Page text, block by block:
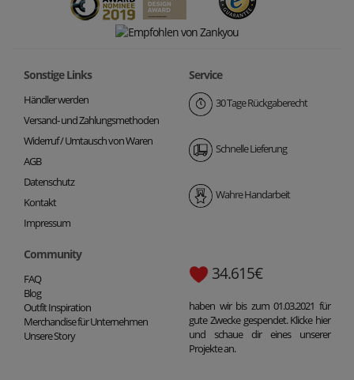
Sonstige Links
Händler werden
Versand- und Zahlungsmethoden
Widerruf / Umtausch von Waren
AGB
Datenschutz
Kontakt
Impressum
Service
30 Tage Rückgaberecht
Schnelle Lieferung
Wahre Handarbeit
Community
FAQ
Blog
Outfit Inspiration
Merchandise für Unternehmen
Unsere Story
34.615€
haben wir bis zum 01.03.2021 für
gute Zwecke gespendet. Klicke hier
und schaue dir eines unserer
Projekte an.